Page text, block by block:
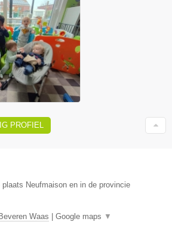
PROFIEL
Neufmaison en in de provincie
Beveren Waas Google maps ▼